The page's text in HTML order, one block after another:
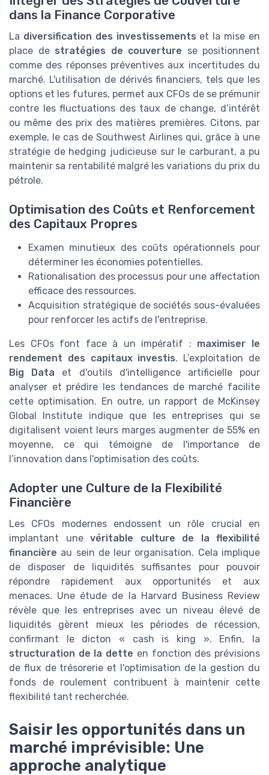
dans la Finance Corporative
La diversification des investissements et la mise en
place de stratégies de couverture se positionnent
comme des réponses préventives aux incertitudes du
marché. L'utilisation de dérivés financiers, tels que les
options et les futures, permet aux CFOs de se prémunir
contre les fluctuations des taux de change, d’intérêt
ou même des prix des matières premières. Citons, par
exemple, le cas de Southwest Airlines qui, grâce à une
stratégie de hedging judicieuse sur le carburant, a pu
maintenir sa rentabilité malgré les variations du prix du
pétrole.
Optimisation des Coûts et Renforcement
des Capitaux Propres
Examen minutieux des coûts opérationnels pour
déterminer les économies potentielles.
Rationalisation des processus pour une affectation
efficace des ressources.
Acquisition stratégique de sociétés sous-évaluées
pour renforcer les actifs de l'entreprise.
Les CFOs font face à un impératif : maximiser le
rendement des capitaux investis. L’exploitation de
Big Data et d'outils d'intelligence artificielle pour
analyser et prédire les tendances de marché facilite
cette optimisation. En outre, un rapport de McKinsey
Global Institute indique que les entreprises qui se
digitalisent voient leurs marges augmenter de 55% en
moyenne, ce qui témoigne de l'importance de
l’innovation dans l'optimisation des coûts.
Adopter une Culture de la Flexibilité
Financière
Les CFOs modernes endossent un rôle crucial en
implantant une véritable culture de la flexibilité
financière au sein de leur organisation. Cela implique
de disposer de liquidités suffisantes pour pouvoir
répondre rapidement aux opportunités et aux
menaces. Une étude de la Harvard Business Review
révèle que les entreprises avec un niveau élevé de
liquidités gèrent mieux les périodes de récession,
confirmant le dicton « cash is king ». Enfin, la
structuration de la dette en fonction des prévisions
de flux de trésorerie et l'optimisation de la gestion du
fonds de roulement contribuent à maintenir cette
flexibilité tant recherchée.
Saisir les opportunités dans un
marché imprévisible: Une
approche analytique